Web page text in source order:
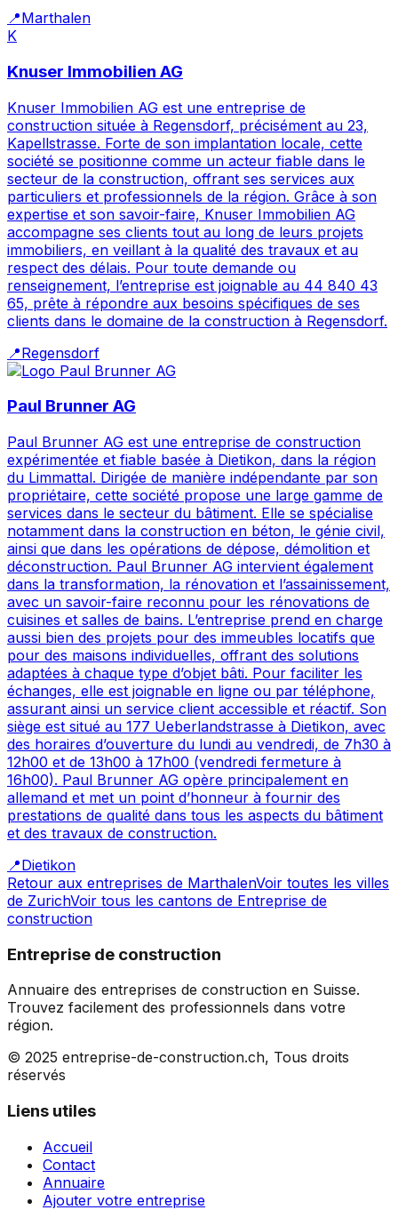
📍Marthalen
K
Knuser Immobilien AG
Knuser Immobilien AG est une entreprise de
construction située à Regensdorf, précisément au 23,
Kapellstrasse. Forte de son implantation locale, cette
société se positionne comme un acteur fiable dans le
secteur de la construction, offrant ses services aux
particuliers et professionnels de la région. Grâce à son
expertise et son savoir-faire, Knuser Immobilien AG
accompagne ses clients tout au long de leurs projets
immobiliers, en veillant à la qualité des travaux et au
respect des délais. Pour toute demande ou
renseignement, l’entreprise est joignable au 44 840 43
65, prête à répondre aux besoins spécifiques de ses
clients dans le domaine de la construction à Regensdorf.
📍Regensdorf
Paul Brunner AG
Paul Brunner AG est une entreprise de construction
expérimentée et fiable basée à Dietikon, dans la région
du Limmattal. Dirigée de manière indépendante par son
propriétaire, cette société propose une large gamme de
services dans le secteur du bâtiment. Elle se spécialise
notamment dans la construction en béton, le génie civil,
ainsi que dans les opérations de dépose, démolition et
déconstruction. Paul Brunner AG intervient également
dans la transformation, la rénovation et l’assainissement,
avec un savoir-faire reconnu pour les rénovations de
cuisines et salles de bains. L’entreprise prend en charge
aussi bien des projets pour des immeubles locatifs que
pour des maisons individuelles, offrant des solutions
adaptées à chaque type d’objet bâti. Pour faciliter les
échanges, elle est joignable en ligne ou par téléphone,
assurant ainsi un service client accessible et réactif. Son
siège est situé au 177 Ueberlandstrasse à Dietikon, avec
des horaires d’ouverture du lundi au vendredi, de 7h30 à
12h00 et de 13h00 à 17h00 (vendredi fermeture à
16h00). Paul Brunner AG opère principalement en
allemand et met un point d’honneur à fournir des
prestations de qualité dans tous les aspects du bâtiment
et des travaux de construction.
📍Dietikon
Retour aux entreprises de MarthalenVoir toutes les villes
de ZurichVoir tous les cantons de Entreprise de
construction
Entreprise de construction
Annuaire des entreprises de construction en Suisse.
Trouvez facilement des professionnels dans votre
région.
© 2025 entreprise-de-construction.ch, Tous droits
réservés
Liens utiles
Accueil
Contact
Annuaire
Ajouter votre entreprise